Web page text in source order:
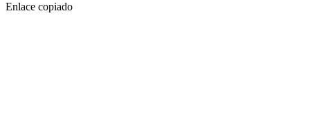
Enlace copiado